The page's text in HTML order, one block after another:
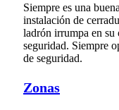
Siempre es una
instalación de
ladrón irrumpa en su
seguridad. Siempre
de seguridad.
Zonas